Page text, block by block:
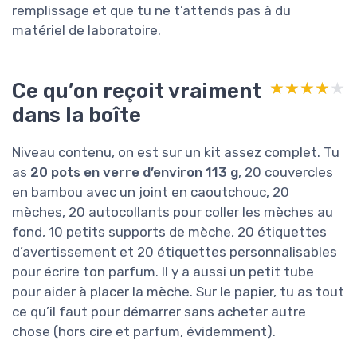
remplissage et que tu ne t’attends pas à du
matériel de laboratoire.
Ce qu’on reçoit vraiment
dans la boîte
★★★★★
★★★★★
Niveau contenu, on est sur un kit assez complet. Tu
as 20 pots en verre d’environ 113 g, 20 couvercles
en bambou avec un joint en caoutchouc, 20
mèches, 20 autocollants pour coller les mèches au
fond, 10 petits supports de mèche, 20 étiquettes
d’avertissement et 20 étiquettes personnalisables
pour écrire ton parfum. Il y a aussi un petit tube
pour aider à placer la mèche. Sur le papier, tu as tout
ce qu’il faut pour démarrer sans acheter autre
chose (hors cire et parfum, évidemment).